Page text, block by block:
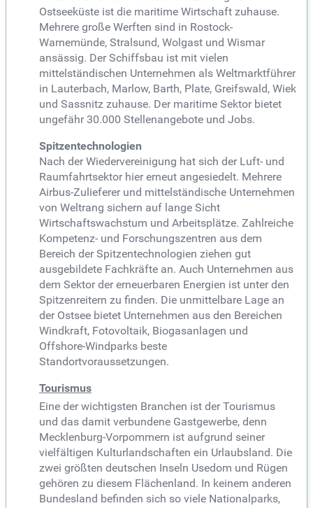
Ostseeküste ist die maritime Wirtschaft zuhause.
Mehrere große Werften sind in Rostock-
Warnemünde, Stralsund, Wolgast und Wismar
ansässig. Der Schiffsbau ist mit vielen
mittelständischen Unternehmen als Weltmarktführer
in Lauterbach, Marlow, Barth, Plate, Greifswald, Wiek
und Sassnitz zuhause. Der maritime Sektor bietet
ungefähr 30.000 Stellenangebote und Jobs.
Spitzentechnologien
Nach der Wiedervereinigung hat sich der Luft- und
Raumfahrtsektor hier erneut angesiedelt. Mehrere
Airbus-Zulieferer und mittelständische Unternehmen
von Weltrang sichern auf lange Sicht
Wirtschaftswachstum und Arbeitsplätze. Zahlreiche
Kompetenz- und Forschungszentren aus dem
Bereich der Spitzentechnologien ziehen gut
ausgebildete Fachkräfte an. Auch Unternehmen aus
dem Sektor der erneuerbaren Energien ist unter den
Spitzenreitern zu finden. Die unmittelbare Lage an
der Ostsee bietet Unternehmen aus den Bereichen
Windkraft, Fotovoltaik, Biogasanlagen und
Offshore-Windparks beste
Standortvoraussetzungen.
Tourismus
Eine der wichtigsten Branchen ist der Tourismus
und das damit verbundene Gastgewerbe, denn
Mecklenburg-Vorpommern ist aufgrund seiner
vielfältigen Kulturlandschaften ein Urlaubsland. Die
zwei größten deutschen Inseln Usedom und Rügen
gehören zu diesem Flächenland. In keinem anderen
Bundesland befinden sich so viele Nationalparks,